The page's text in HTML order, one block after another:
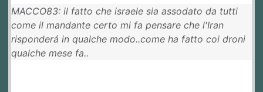
MACCO83: il fatto che israele sia assodato da tutti
come il mandante certo mi fa pensare che l'Iran
risponderá in qualche modo..come ha fatto coi droni
qualche mese fa..